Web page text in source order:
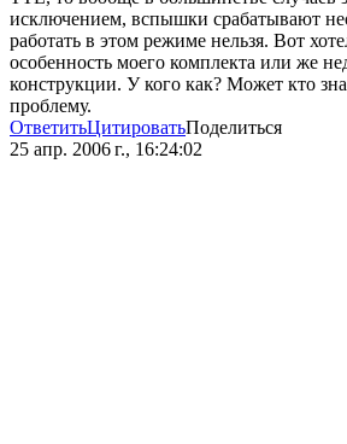
исключением, вспышки срабатывают
работать в этом режиме нельзя. Вот
особенность моего комплекта или же
конструкции. У кого как? Может кто
проблему.
ОтветитьЦитироватьПоделиться
25 апр. 2006 г., 16:24:02